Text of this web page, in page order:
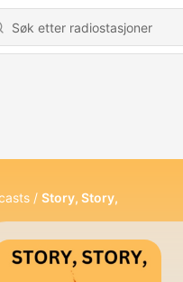
Story, Story,